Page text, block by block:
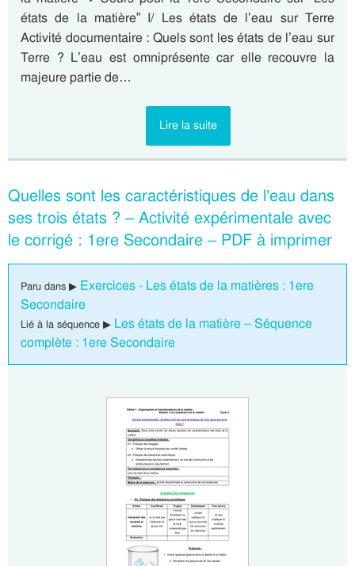
états de la matière” I/ Les états de l’eau sur Terre
Activité documentaire : Quels sont les états de l’eau sur
Terre ? L’eau est omniprésente car elle recouvre la
majeure partie de…
Lire la suite
Quelles sont les caractéristiques de l’eau dans
ses trois états ? – Activité expérimentale avec
le corrigé : 1ere Secondaire – PDF à imprimer
Paru dans ▶ Exercices - Les états de la matières : 1ere
Secondaire
Lié à la séquence ▶ Les états de la matière – Séquence
complète : 1ere Secondaire